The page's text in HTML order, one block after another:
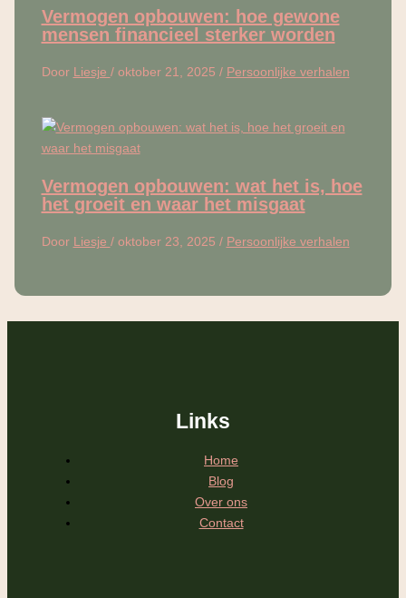
Vermogen opbouwen: hoe gewone
mensen financieel sterker worden
Door Liesje / oktober 21, 2025 / Persoonlijke verhalen
Vermogen opbouwen: wat het is, hoe
het groeit en waar het misgaat
Door Liesje / oktober 23, 2025 / Persoonlijke verhalen
Links
Home
Blog
Over ons
Contact